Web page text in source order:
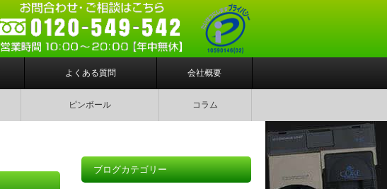
よくある質問 会社概要
ピンボール コラム
ブログカテゴリー